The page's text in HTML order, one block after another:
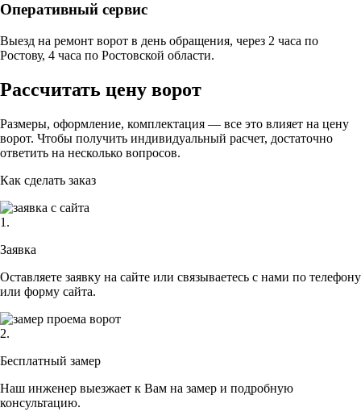
Оперативный сервис
Выезд на ремонт ворот в день обращения, через 2 часа по
Ростову, 4 часа по Ростовской области.
Рассчитать цену ворот
Размеры, оформление, комплектация — все это влияет на цену
ворот. Чтобы получить индивидуальный расчет, достаточно
ответить на несколько вопросов.
Как сделать заказ
1.
Заявка
Оставляете заявку на сайте или связываетесь с нами по телефону
или форму сайта.
2.
Бесплатный замер
Наш инженер выезжает к Вам на замер и подробную
консультацию.